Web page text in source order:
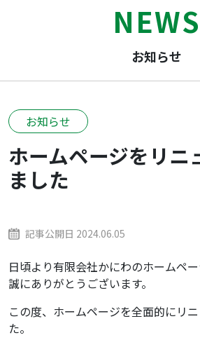
NEWS
お知らせ
お知らせ
ホームページをリニ
ました
記事公開日 2024.06.05
日頃より有限会社かにわのホームペー
誠にありがとうございます。
この度、ホームページを全面的にリ
た。